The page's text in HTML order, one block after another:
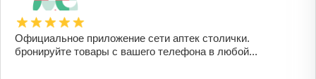
Официальное приложение сети аптек столички.
бронируйте товары с вашего телефона в любой...